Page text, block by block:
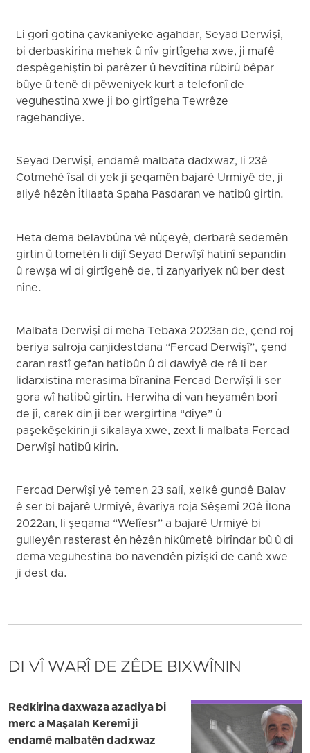
Li gorî gotina çavkaniyeke agahdar, Seyad Derwîşî,
bi derbaskirina mehek û nîv girtîgeha xwe, ji mafê
despêgehiştin bi parêzer û hevdîtina rûbirû bêpar
bûye û tenê di pêweniyek kurt a telefonî de
veguhestina xwe ji bo girtîgeha Tewrêze
ragehandiye.
Seyad Derwîşî, endamê malbata dadxwaz, li 23ê
Cotmehê îsal di yek ji şeqamên bajarê Urmiyê de, ji
aliyê hêzên Îtilaata Spaha Pasdaran ve hatibû girtin.
Heta dema belavbûna vê nûçeyê, derbarê sedemên
girtin û tometên li dijî Seyad Derwîşî hatinî sepandin
û rewşa wî di girtîgehê de, ti zanyariyek nû ber dest
nîne.
Malbata Derwîşî di meha Tebaxa 2023an de, çend roj
beriya salroja canjidestdana “Fercad Derwîşî”, çend
caran rastî gefan hatibûn û di dawiyê de rê li ber
lidarxistina merasima bîranîna Fercad Derwîşî li ser
gora wî hatibû girtin. Herwiha di van heyamên borî
de jî, carek din ji ber wergirtina “diye” û
paşekêşekirin ji sikalaya xwe, zext li malbata Fercad
Derwîşî hatibû kirin.
Fercad Derwîşî yê temen 23 salî, xelkê gundê Balav
ê ser bi bajarê Urmiyê, êvariya roja Sêşemî 20ê Îlona
2022an, li şeqama “Welîesr” a bajarê Urmiyê bi
gulleyên rasterast ên hêzên hikûmetê birîndar bû û di
dema veguhestina bo navendên pizîşkî de canê xwe
ji dest da.
DI VÎ WARÎ DE ZÊDE BIXWÎNIN
Redkirina daxwaza azadiya bi
merc a Maşalah Keremî ji
endamê malbatên dadxwaz